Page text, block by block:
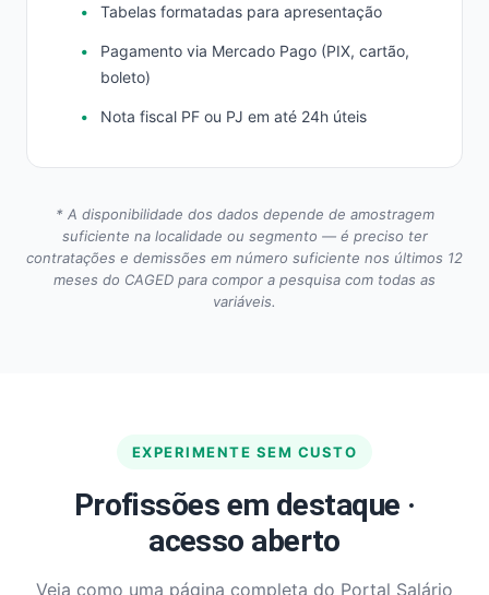
Tabelas formatadas para apresentação
Pagamento via Mercado Pago (PIX, cartão,
boleto)
Nota fiscal PF ou PJ em até 24h úteis
* A disponibilidade dos dados depende de amostragem
suficiente na localidade ou segmento — é preciso ter
contratações e demissões em número suficiente nos últimos 12
meses do CAGED para compor a pesquisa com todas as
variáveis.
EXPERIMENTE SEM CUSTO
Profissões em destaque ·
acesso aberto
Veja como uma página completa do Portal Salário